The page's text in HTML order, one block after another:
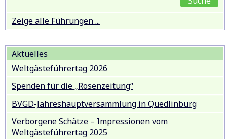
Zeige alle Führungen ...
Aktuelles
Weltgästeführertag 2026
Spenden für die „Rosenzeitung“
BVGD-Jahreshauptversammlung in Quedlinburg
Verborgene Schätze – Impressionen vom
Weltgästeführertag 2025